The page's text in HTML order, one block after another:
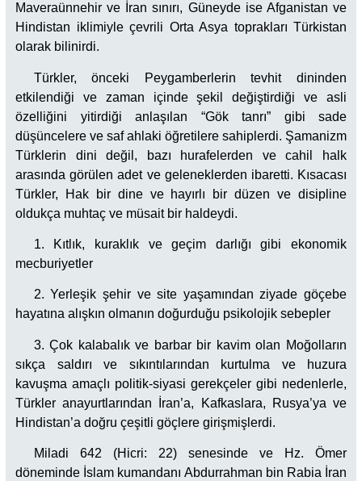
Maveraünnehir ve İran sınırı, Güneyde ise Afganistan ve
Hindistan iklimiyle çevrili Orta Asya toprakları Türkistan
olarak bilinirdi.
Türkler, önceki Peygamberlerin tevhit dininden
etkilendiği ve zaman içinde şekil değiştirdiği ve asli
özelliğini yitirdiği anlaşılan “Gök tanrı” gibi sade
düşüncelere ve saf ahlaki öğretilere sahiplerdi. Şamanizm
Türklerin dini değil, bazı hurafelerden ve cahil halk
arasında görülen adet ve geleneklerden ibaretti. Kısacası
Türkler, Hak bir dine ve hayırlı bir düzen ve disipline
oldukça muhtaç ve müsait bir haldeydi.
1. Kıtlık, kuraklık ve geçim darlığı gibi ekonomik
mecburiyetler
2. Yerleşik şehir ve site yaşamından ziyade göçebe
hayatına alışkın olmanın doğurduğu psikolojik sebepler
3. Çok kalabalık ve barbar bir kavim olan Moğolların
sıkça saldırı ve sıkıntılarından kurtulma ve huzura
kavuşma amaçlı politik-siyasi gerekçeler gibi nedenlerle,
Türkler anayurtlarından İran’a, Kafkaslara, Rusya’ya ve
Hindistan’a doğru çeşitli göçlere girişmişlerdi.
Miladi 642 (Hicri: 22) senesinde ve Hz. Ömer
döneminde İslam kumandanı Abdurrahman bin Rabia İran